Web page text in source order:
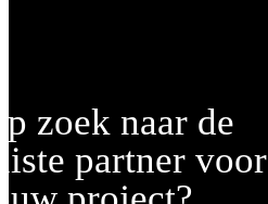
zoeknaar de
partnervoor